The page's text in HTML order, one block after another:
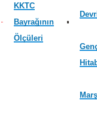
KKTC
Bayrağının
Ölçüleri